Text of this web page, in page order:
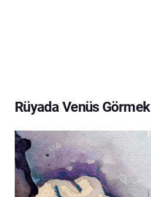
Rüyada Venüs Görmek